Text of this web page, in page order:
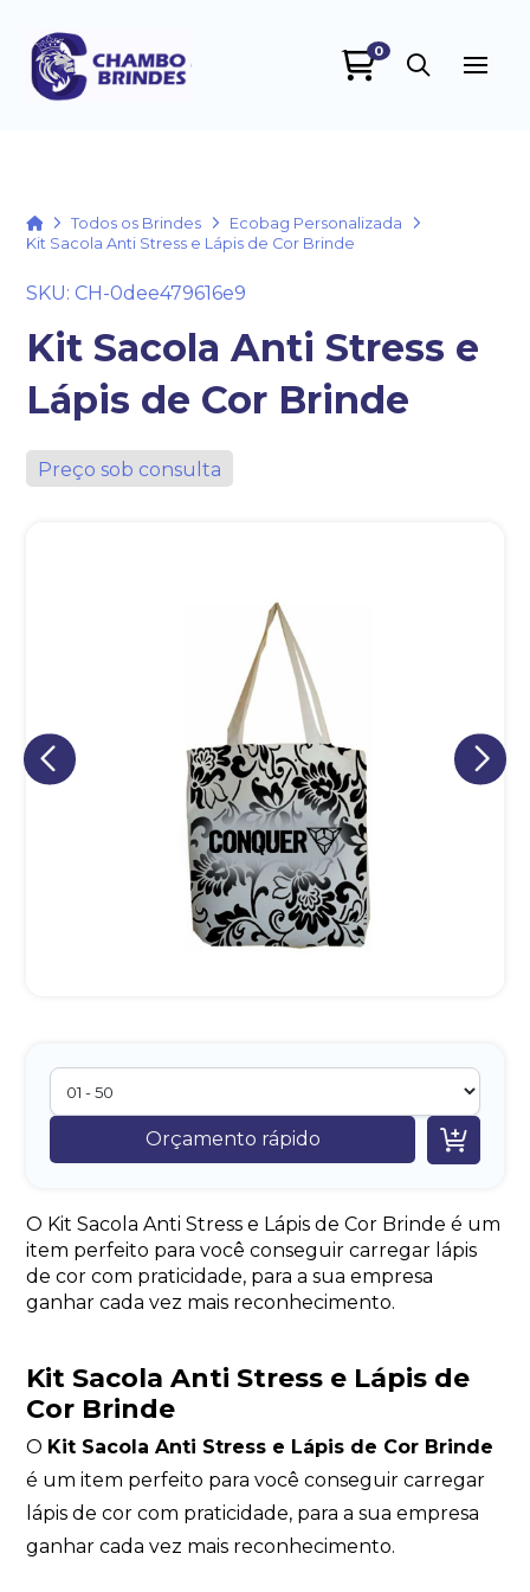
0
HomeTodos os Brindes
Ecobag Personalizada
Kit Sacola Anti Stress e Lápis de Cor Brinde
SKU: CH-0dee479616e9
Kit Sacola Anti Stress e
Lápis de Cor Brinde
Preço sob consulta
Orçamento rápido 
O Kit Sacola Anti Stress e Lápis de Cor Brinde é um
item perfeito para você conseguir carregar lápis
de cor com praticidade, para a sua empresa
ganhar cada vez mais reconhecimento.
Kit Sacola Anti Stress e Lápis de
Cor Brinde
O Kit Sacola Anti Stress e Lápis de Cor Brinde
é um item perfeito para você conseguir carregar
lápis de cor com praticidade, para a sua empresa
ganhar cada vez mais reconhecimento.
Eu concordo em receber comunicações.
A nossa empresa está comprometida a proteger e respeitar
sua privacidade, utilizaremos seus dados apenas para fins
de marketing. Você pode alterar suas preferências a
Iniciar conversa